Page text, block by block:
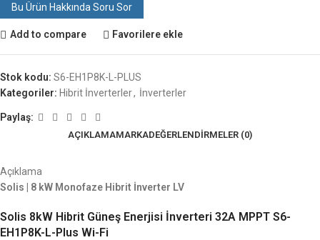
Bu Ürün Hakkında Soru Sor
Add to compare Favorilere ekle
Stok kodu: S6-EH1P8K-L-PLUS
Kategoriler: Hibrit İnverterler, İnverterler
Paylaş:
AÇIKLAMAMARKADEĞERLENDIRMELER (0)
Açıklama
Solis | 8 kW Monofaze Hibrit İnverter LV
Solis 8kW Hibrit Güneş Enerjisi İnverteri 32A MPPT S6-
EH1P8K-L-Plus Wi-Fi